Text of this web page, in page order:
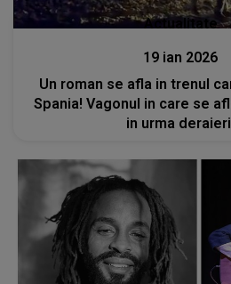
Actualitate
19 ian 2026
Un roman se afla in trenul
Spania! Vagonul in care se
in urma